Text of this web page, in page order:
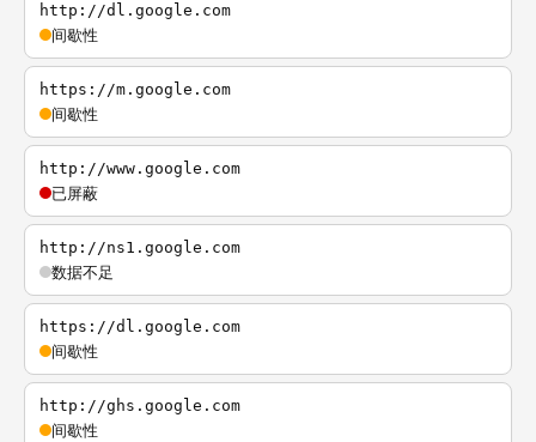
http://dl.google.com
间歇性
https://m.google.com
间歇性
http://www.google.com
已屏蔽
http://ns1.google.com
数据不足
https://dl.google.com
间歇性
http://ghs.google.com
间歇性